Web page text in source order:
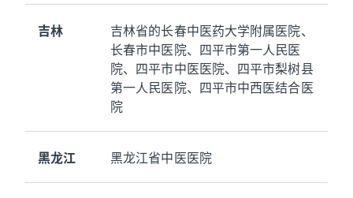
吉林
吉林省的长春中医药大学附属医院、
长春市中医院、四平市第一人民医
院、四平市中医医院、四平市梨树县
第一人民医院、四平市中西医结合医
院
黑龙江 黑龙江省中医医院